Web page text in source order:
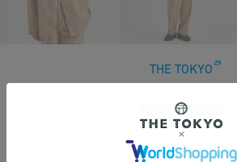
THE TOKYO
￥52,800税込
480ポイント付与